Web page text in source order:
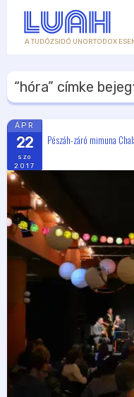
A TUDÓZSIDÓ UNORTODOX
“hóra” címke
ÁPR
22
szo
2017
Pészáh-záró mimuna